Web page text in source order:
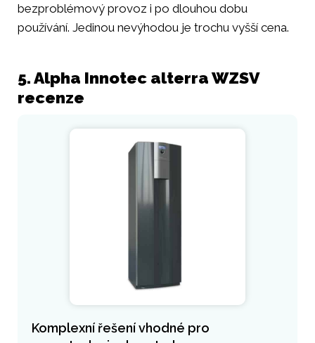
bezproblémový provoz i po dlouhou dobu
používání. Jedinou nevýhodou je trochu vyšší cena.
5. Alpha Innotec alterra WZSV
recenze
Komplexní řešení vhodné pro